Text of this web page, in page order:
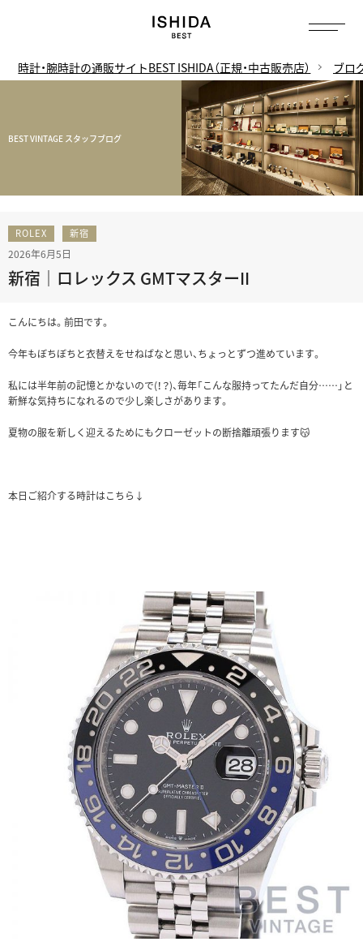
時計・腕時計の通販サイトBEST ISHIDA（正規・中古販売店） ブロ
BEST VINTAGE スタッフブログ
ROLEX 新宿
2026年6月5日
新宿｜ロレックス GMTマスターII
こんにちは。前田です。
今年もぼちぼちと衣替えをせねばなと思い、ちょっとずつ進めています。
私には半年前の記憶とかないので(！？)、毎年「こんな服持ってたんだ自分……」と
新鮮な気持ちになれるので少し楽しさがあります。
夏物の服を新しく迎えるためにもクローゼットの断捨離頑張ります😽
本日ご紹介する時計はこちら↓